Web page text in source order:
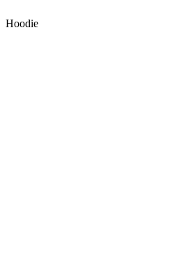
Hoodie